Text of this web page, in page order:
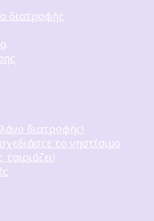
διατροφής
διατροφής!
το νηστίσιμο